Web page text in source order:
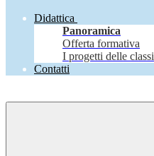
Didattica
Panoramica
Offerta formativa
I progetti delle classi
Contatti